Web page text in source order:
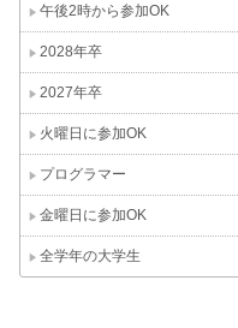
午後2時から参加OK
2028年卒
2027年卒
火曜日に参加OK
プログラマー
金曜日に参加OK
全学年の大学生